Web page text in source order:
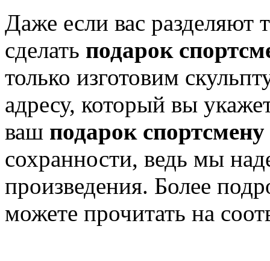
Даже если вас
сделать подарок
только изготовим
адресу, который вы
ваш подарок спортсмену
сохранности, ведь мы
произведения. Более
можете прочитать на